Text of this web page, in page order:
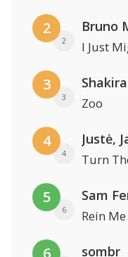
2
2
Bruno
I Just
3
3
Shakira
Zoo
4
4
Justė,
Turn
5
6
Sam
Rein
sombr